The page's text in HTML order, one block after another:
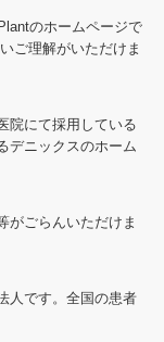
のホームページで
ご理解がいただけま
院にて採用している
デニックスのホーム
がごらんいただけま
人です。全国の患者